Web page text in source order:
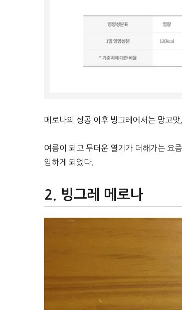
메로나의 성공 이후 빙그레에서는 망고
여름이 되고 무더운 열기가 더해가는 요
입하게 되었다.
빙그레 메로나